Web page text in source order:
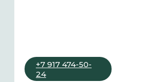
+7 917 474-50-
24
число участников
международного
2025